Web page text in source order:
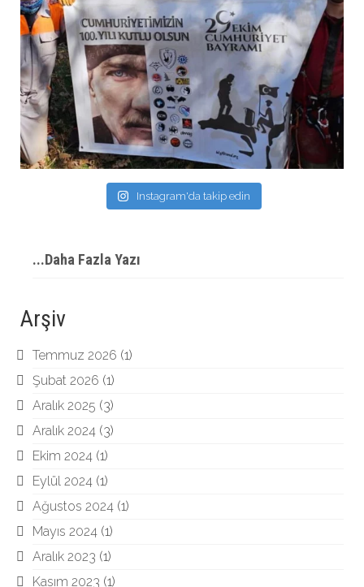
Instagram'da takip edin
...Daha Fazla Yazı
Arşiv
Temmuz 2026 (1)
Şubat 2026 (1)
Aralık 2025 (3)
Aralık 2024 (3)
Ekim 2024 (1)
Eylül 2024 (1)
Ağustos 2024 (1)
Mayıs 2024 (1)
Aralık 2023 (1)
Kasım 2023 (1)